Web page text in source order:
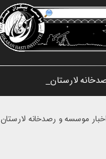
لارستان و رتب_
موسسه و رصدخانه لارستان